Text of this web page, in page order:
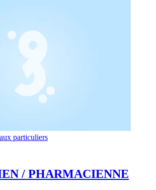
particuliers
/ PHARMACIENNE